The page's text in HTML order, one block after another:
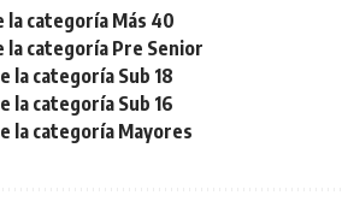
la categoría Más 40
la categoría Pre Senior
categoría Sub 18
categoría Sub 16
la categoría Mayores